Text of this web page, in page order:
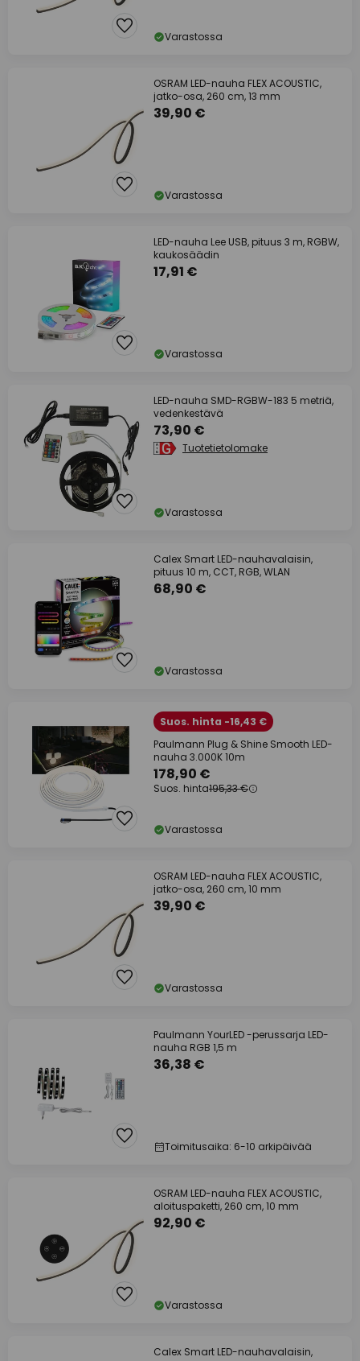
Varastossa
OSRAM LED-nauha FLEX ACOUSTIC,
jatko-osa, 260 cm, 13 mm
39,90 €
Varastossa
LED-nauha Lee USB, pituus 3 m, RGBW,
kaukosäädin
17,91 €
Varastossa
LED-nauha SMD-RGBW-183 5 metriä,
vedenkestävä
73,90 €
Tuotetietolomake
Varastossa
Calex Smart LED-nauhavalaisin,
pituus 10 m, CCT, RGB, WLAN
68,90 €
Varastossa
Suos. hinta -16,43 €
Paulmann Plug & Shine Smooth LED-
nauha 3.000K 10m
178,90 €
Suos. hinta195,33 €
Varastossa
OSRAM LED-nauha FLEX ACOUSTIC,
jatko-osa, 260 cm, 10 mm
39,90 €
Varastossa
Paulmann YourLED -perussarja LED-
nauha RGB 1,5 m
36,38 €
Toimitusaika: 6-10 arkipäivää
OSRAM LED-nauha FLEX ACOUSTIC,
aloituspaketti, 260 cm, 10 mm
92,90 €
Varastossa
Calex Smart LED-nauhavalaisin,